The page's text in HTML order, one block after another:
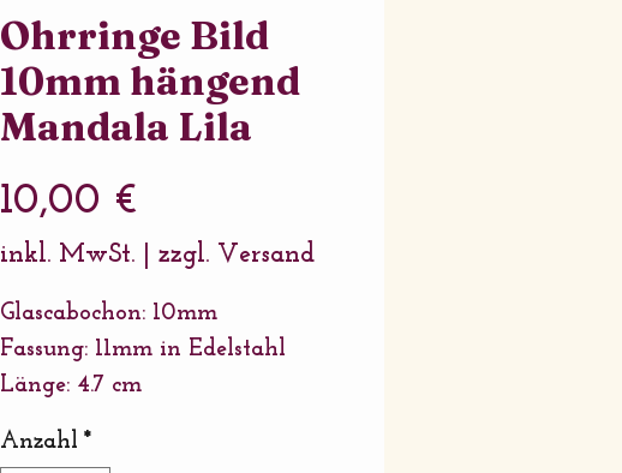
Ohrringe Bild
10mm hängend
Mandala Lila
10,00 €
inkl. MwSt. zzgl. Versand
Glascabochon: 10mm
Fassung: 11mm in Edelstahl
Länge: 4.7 cm
Anzahl *